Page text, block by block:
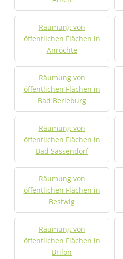
Räumung von
öffentlichen Flächen in
Anröchte
Räumung von
öffentlichen Flächen in
Bad Berleburg
Räumung von
öffentlichen Flächen in
Bad Sassendorf
Räumung von
öffentlichen Flächen in
Bestwig
Räumung von
öffentlichen Flächen in
Brilon